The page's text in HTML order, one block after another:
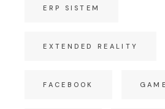
ERP SISTEM
EXTENDED REALITY
FACEBOOK GAME